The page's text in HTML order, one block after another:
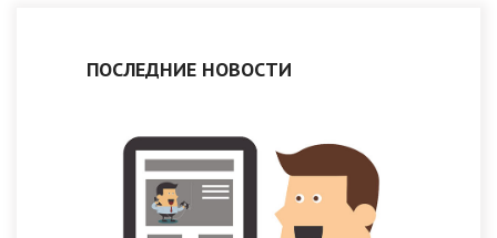
ПОСЛЕДНИЕ НОВОСТИ